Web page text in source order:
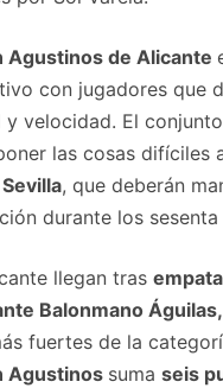
Agustinos de Alicante
con jugadores que
y velocidad. El
las cosas difíciles
, que deberán
durante los sesenta
llegan tras
Balonmano Águilas,
fuertes de la
Agustinos suma seis